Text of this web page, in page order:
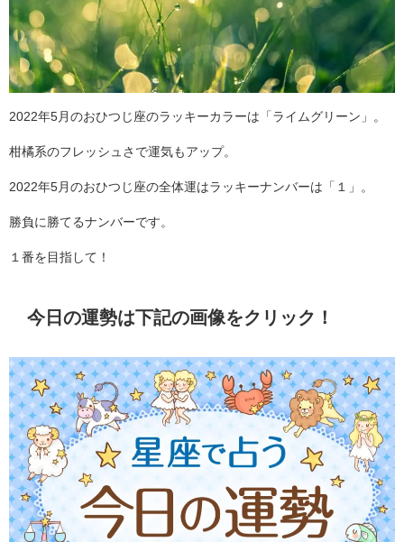
2022年5月のおひつじ座のラッキーカラーは「ライムグリーン」。
柑橘系のフレッシュさで運気もアップ。
2022年5月のおひつじ座の全体運はラッキーナンバーは「１」。
勝負に勝てるナンバーです。
１番を目指して！
今日の運勢は下記の画像をクリック！